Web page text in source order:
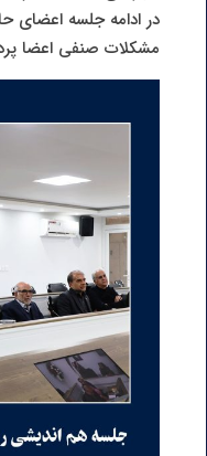
در ادامه جلسه اعضای
مشکلات صنفی اعضا